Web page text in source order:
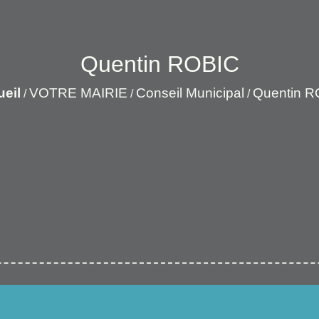
Quentin ROBIC
/VOTRE MAIRIE / Conseil Municipal / Quentin